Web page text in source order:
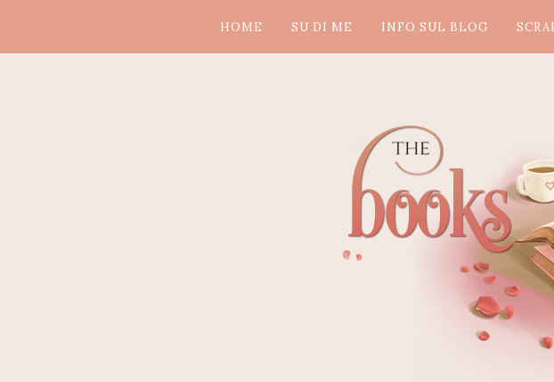
HOME SU DI ME INFO SUL BLOG